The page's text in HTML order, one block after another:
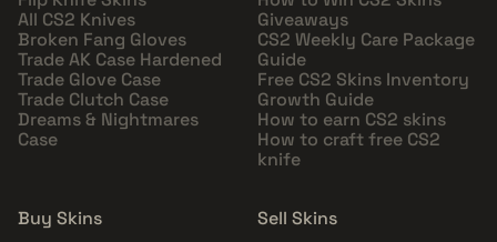
All CS2 Knives
Broken Fang Gloves
Trade AK Case Hardened
Trade Glove Case
Trade Clutch Case
Dreams & Nightmares
Case
Giveaways
CS2 Weekly Care Package
Guide
Free CS2 Skins Inventory
Growth Guide
How to earn CS2 skins
How to craft free CS2
knife
Buy Skins
Sell Skins